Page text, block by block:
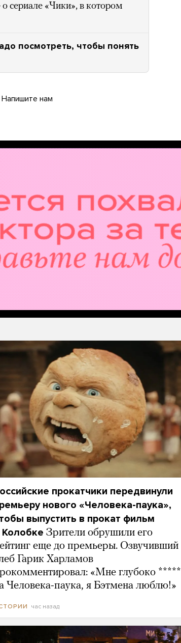
сериале «Чики», в котором
посмотреть, чтобы понять
Напишите нам
прокатчики передвинули
нового «Человека-паука»,
выпустить в прокат фильм
Колобке Зрители обрушили его
еще до премьеры. Озвучивший
Гарик Харламов
«Мне глубоко *****
Человека-паука, я Бэтмена люблю!»
час назад